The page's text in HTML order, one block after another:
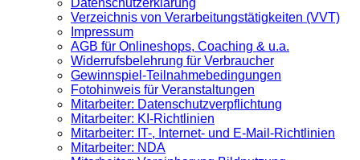
Datenschutzerklärung
Verzeichnis von Verarbeitungstätigkeiten (VVT)
Impressum
AGB für Onlineshops, Coaching & u.a.
Widerrufsbelehrung für Verbraucher
Gewinnspiel-Teilnahmebedingungen
Fotohinweis für Veranstaltungen
Mitarbeiter: Datenschutzverpflichtung
Mitarbeiter: KI-Richtlinien
Mitarbeiter: IT-, Internet- und E-Mail-Richtlinien
Mitarbeiter: NDA